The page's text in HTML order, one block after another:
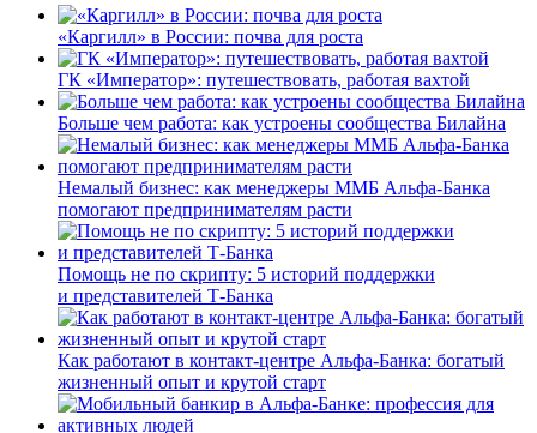
«Каргилл» в России: почва для роста
ГК «Император»: путешествовать, работая вахтой
Больше чем работа: как устроены сообщества Билайна
Немалый бизнес: как менеджеры ММБ Альфа-Банка
помогают предпринимателям расти
Помощь не по скрипту: 5 историй поддержки
и представителей Т-Банка
Как работают в контакт-центре Альфа-Банка: богатый
жизненный опыт и крутой старт